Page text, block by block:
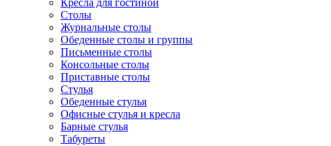
Кресла для гостиной
Столы
Журнальные столы
Обеденные столы и группы
Письменные столы
Консольные столы
Приставные столы
Стулья
Обеденные стулья
Офисные стулья и кресла
Барные стулья
Табуреты